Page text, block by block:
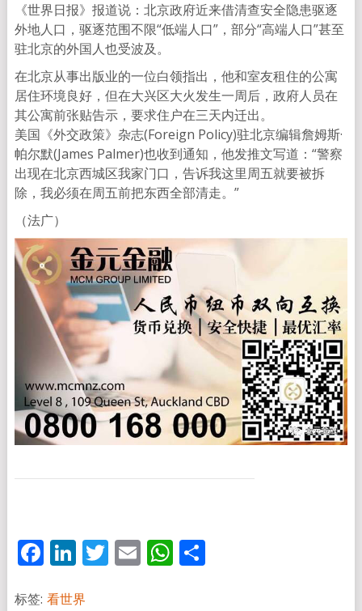
《世界日报》报道说：北京政府近来借清查安全隐患驱逐
外地人口，驱逐范围不限“低端人口”，部分“高端人口”甚至
驻北京的外国人也受波及。
在北京从事出版业的一位白领指出，他和室友租住的公寓
居住环境良好，但在大兴区大火发生一周后，政府人员在
其公寓前张贴告示，要求住户在三天内迁出。
美国《外交政策》杂志(Foreign Policy)驻北京编辑詹姆斯·
帕尔默(James Palmer)也收到通知，他发推文写道：“警察
出现在北京西城区我家门口，告诉我这里周五就要被拆
除，我必须在周五前把东西全部清走。”
（法广）
Facebook
LinkedIn
Twitter
EmailWhatsApp
分
标签: 看世界